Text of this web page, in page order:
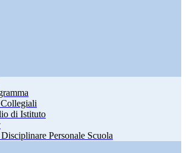
di Istituto
Personale Scuola